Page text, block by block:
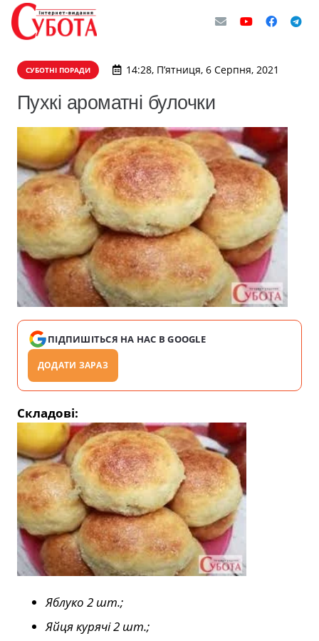
СУБОТНІ ПОРАДИ 14:28, П’ятниця, 6 Серпня, 2021
Пухкі ароматні булочки
ПІДПИШІТЬСЯ НА НАС В GOOGLE
ДОДАТИ ЗАРАЗ
Складові:
Яблуко 2 шт.;
Яйця курячі 2 шт.;